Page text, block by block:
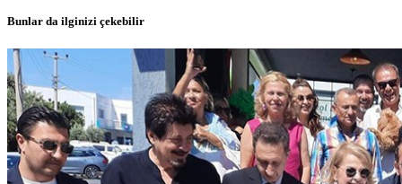
Bunlar da ilginizi çekebilir